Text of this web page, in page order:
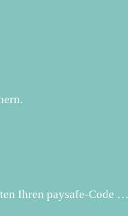
Ihren paysafe-Code …